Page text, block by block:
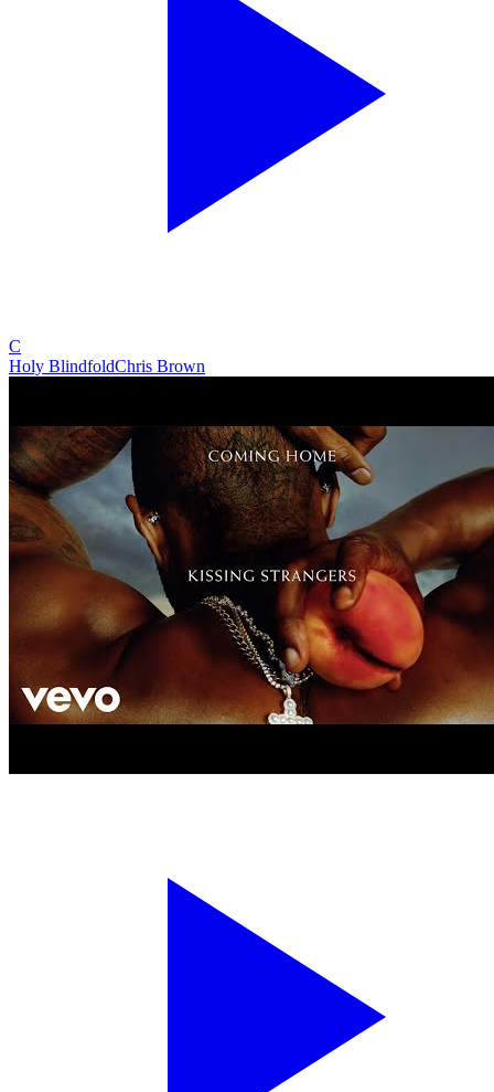
C
Holy BlindfoldChris Brown